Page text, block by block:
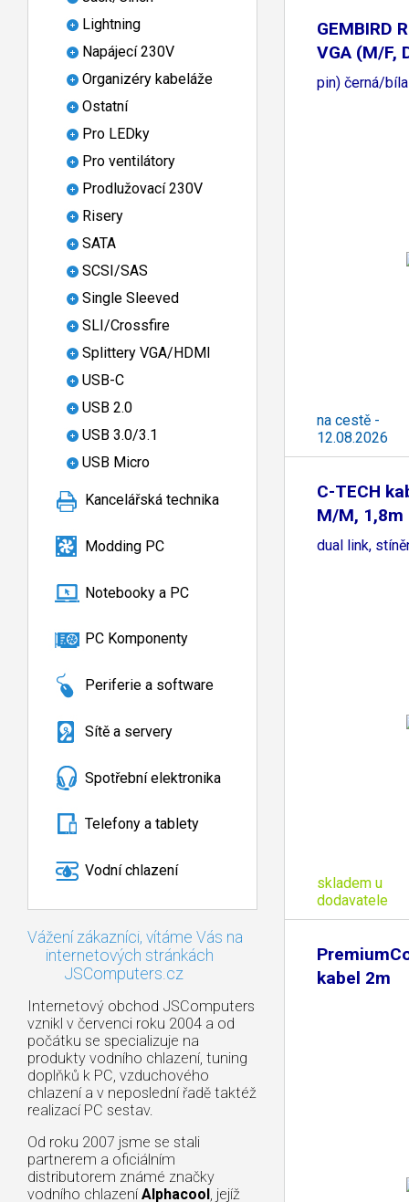
Lightning
Napájecí 230V
Organizéry kabeláže
Ostatní
Pro LEDky
Pro ventilátory
Prodlužovací 230V
Risery
SATA
SCSI/SAS
Single Sleeved
SLI/Crossfire
Splittery VGA/HDMI
USB-C
USB 2.0
USB 3.0/3.1
USB Micro
Kancelářská technika
Modding PC
Notebooky a PC
PC Komponenty
Periferie a software
Sítě a servery
Spotřební elektronika
Telefony a tablety
Vodní chlazení
Vážení zákazníci, vítáme Vás na
internetových stránkách
JSComputers.cz
Internetový obchod JSComputers
vznikl v červenci roku 2004 a od
počátku se specializuje na
produkty vodního chlazení, tuning
doplňků k PC, vzduchového
chlazení a v neposlední řadě taktéž
realizací PC sestav.
Od roku 2007 jsme se stali
partnerem a oficiálním
distributorem známé značky
vodního chlazení Alphacool, jejíž
GEMBIRD
VGA (M/F,
pin) černá/bíla
na cestě -
12.08.2026
C-TECH
M/M, 1,8m
dual link,
skladem u
dodavatele
kabel 2m